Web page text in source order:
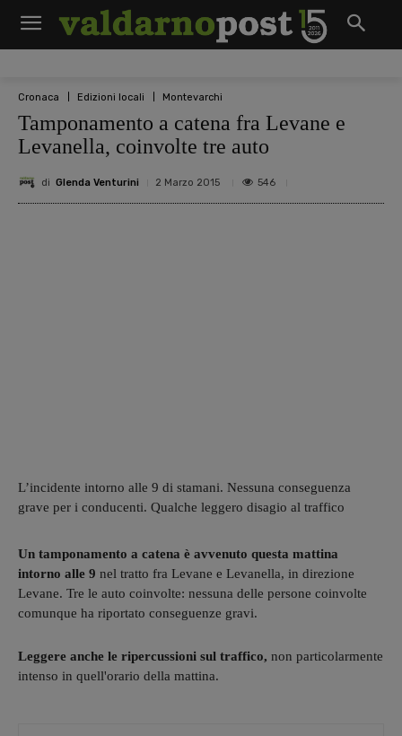
Cronaca Edizioni locali Montevarchi
Tamponamento a catena fra Levane e
Levanella, coinvolte tre auto
di Glenda Venturini 2 Marzo 2015 546
L’incidente intorno alle 9 di stamani. Nessuna conseguenza
grave per i conducenti. Qualche leggero disagio al traffico
Un tamponamento a catena è avvenuto questa mattina
intorno alle 9 nel tratto fra Levane e Levanella, in direzione
Levane. Tre le auto coinvolte: nessuna delle persone coinvolte
comunque ha riportato conseguenze gravi.
Leggere anche le ripercussioni sul traffico, non particolarmente
intenso in quell'orario della mattina.